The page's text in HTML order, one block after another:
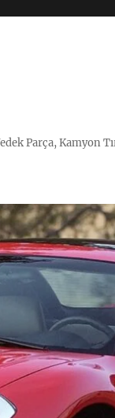
Parça, Kamyon